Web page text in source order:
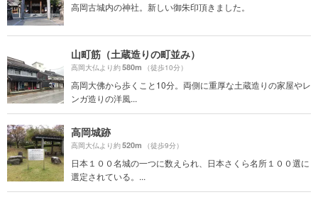
高岡古城内の神社。新しい御朱印頂きました。
山町筋（土蔵造りの町並み）
高岡大仏より約580m （徒歩10分）
高岡大佛から歩くこと10分。両側に重厚な土蔵造りの家屋やレ
ンガ造りの洋風...
高岡城跡
高岡大仏より約520m （徒歩9分）
日本１００名城の一つに数えられ、日本さくら名所１００選に
選定されている。...